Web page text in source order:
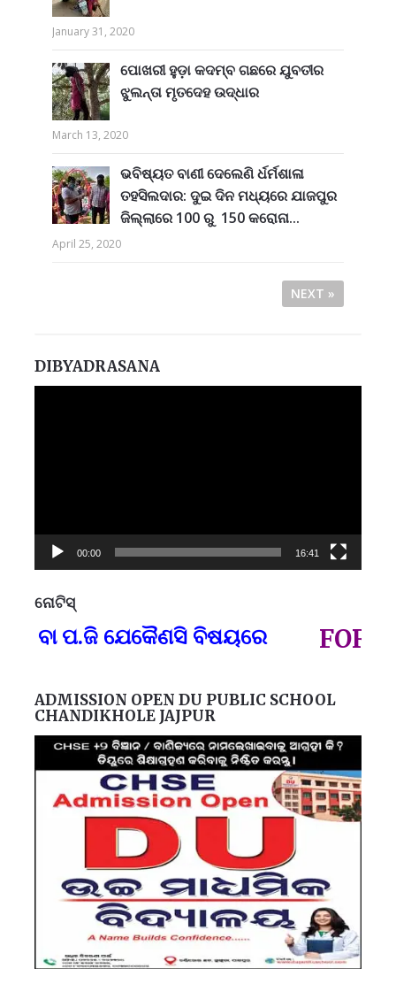
January 31, 2020
ପୋଖରୀ ହୁଡ଼ା କଦମ୍ବ ଗଛରେ ଯୁବତୀର
ଝୁଲନ୍ତା ମୃତଦେହ ଉଦ୍ଧାର
March 13, 2020
ଭବିଷ୍ୟତ ବାଣୀ ଦେଲେଣି ର୍ଧର୍ମଶାଳା
ତହସିଲଦାର: ଦୁଇ ଦିନ ମଧ୍ୟରେ ଯାଜପୁର
ଜିଲ୍ଲାରେ 100 ରୁ 150 କରୋନା...
April 25, 2020
NEXT »
DIBYADRASANA
00:00 16:41
ନୋଟିସ୍
ପ.ଜି ଯେକୈଣସି ବିଷୟରେ FOR
ADMISSION OPEN DU PUBLIC SCHOOL
CHANDIKHOLE JAJPUR